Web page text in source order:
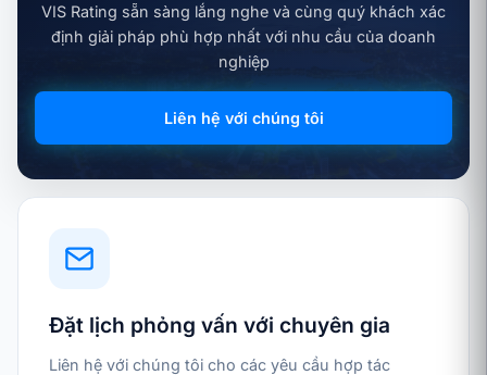
VIS Rating sẵn sàng lắng nghe và cùng quý khách xác
định giải pháp phù hợp nhất với nhu cầu của doanh
nghiệp
Liên hệ với chúng tôi
Đặt lịch phỏng vấn với chuyên gia
Liên hệ với chúng tôi cho các yêu cầu hợp tác